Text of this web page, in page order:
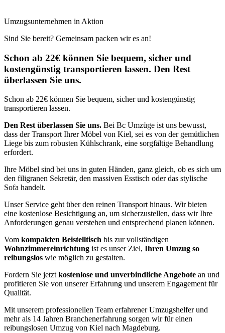
Umzugsunternehmen in Aktion
Sind Sie bereit? Gemeinsam packen wir es an!
Schon ab 22€ können Sie bequem, sicher und
kostengünstig transportieren lassen. Den Rest
überlassen Sie uns.
Schon ab 22€ können Sie bequem, sicher und kostengünstig
transportieren lassen.
Den Rest überlassen Sie uns. Bei Bc Umzüge ist uns bewusst,
dass der Transport Ihrer Möbel von Kiel, sei es von der gemütlichen
Liege bis zum robusten Kühlschrank, eine sorgfältige Behandlung
erfordert.
Ihre Möbel sind bei uns in guten Händen, ganz gleich, ob es sich um
den filigranen Sekretär, den massiven Esstisch oder das stylische
Sofa handelt.
Unser Service geht über den reinen Transport hinaus. Wir bieten
eine kostenlose Besichtigung an, um sicherzustellen, dass wir Ihre
Anforderungen genau verstehen und entsprechend planen können.
Vom kompakten Beistelltisch bis zur vollständigen
Wohnzimmereinrichtung ist es unser Ziel, Ihren Umzug so
reibungslos wie möglich zu gestalten.
Fordern Sie jetzt kostenlose und unverbindliche Angebote an und
profitieren Sie von unserer Erfahrung und unserem Engagement für
Qualität.
Mit unserem professionellen Team erfahrener Umzugshelfer und
mehr als 14 Jahren Branchenerfahrung sorgen wir für einen
reibungslosen Umzug von Kiel nach Magdeburg.